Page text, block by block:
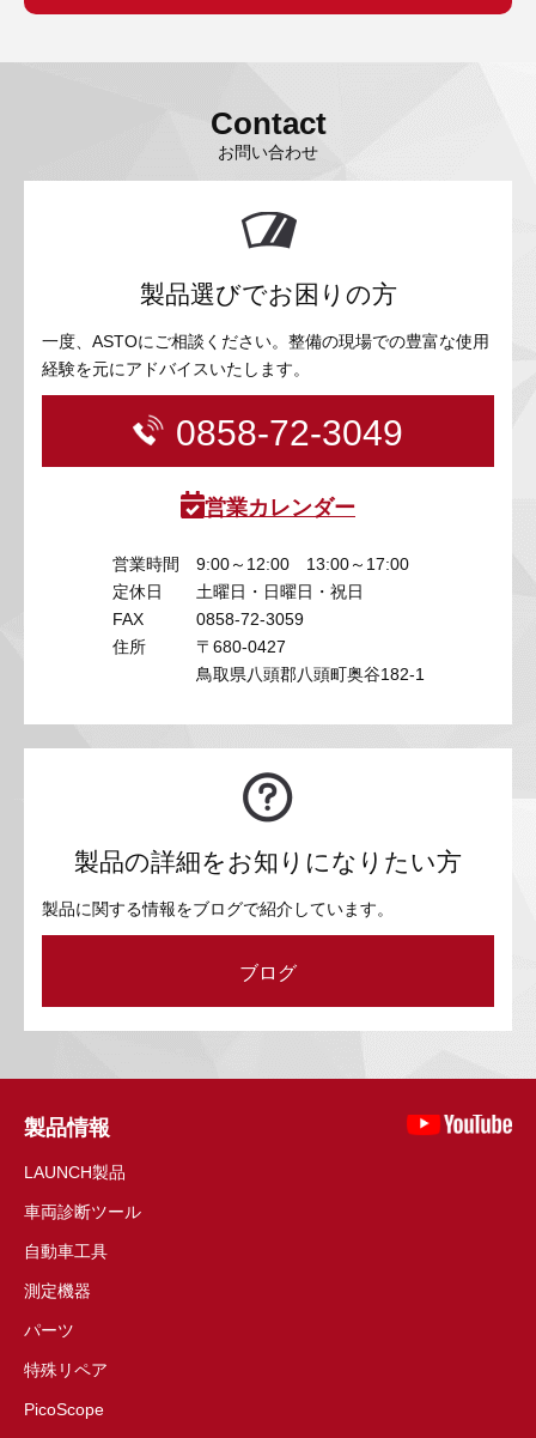
Contact
お問い合わせ
製品選びでお困りの方
一度、ASTOにご相談ください。整備の現場での豊富な使用
経験を元にアドバイスいたします。
0858-72-3049
営業カレンダー
営業時間
9:00～12:00 13:00～17:00
定休日
土曜日・日曜日・祝日
FAX
0858-72-3059
住所
〒680-0427
鳥取県八頭郡八頭町奥谷182-1
製品の詳細をお知りになりたい方
製品に関する情報をブログで紹介しています。
ブログ
製品情報
LAUNCH製品
車両診断ツール
自動車工具
測定機器
パーツ
特殊リペア
PicoScope